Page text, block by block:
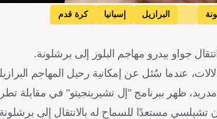
البرازيل إسبانيا كرة قدم
جواو بيدرو مهاجم البلوز إلى برشلونة.
عندما سُئل عن إمكانية رحيل المهاجم
ظهر ببرنامج "إل تشيرينجيتو" في مقابلة
تشيلسي مستعدًا للسماح له بالانتقال إلى